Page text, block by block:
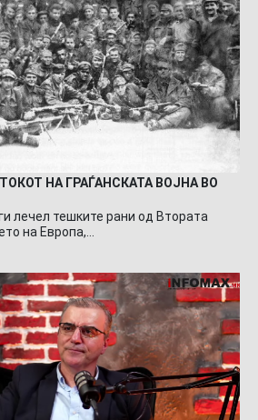
НА ГРАЃАНСКАТА ВОЈНА ВО
лечел тешките рани од Втората
на Европа,…